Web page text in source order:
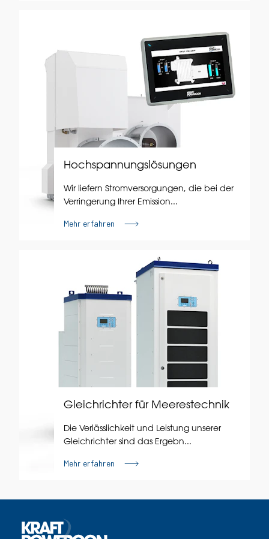
Hochspannungslösungen
Wir liefern Stromversorgungen, die bei der
Verringerung Ihrer Emission...
Mehr erfahren
Gleichrichter für Meerestechnik
Die Verlässlichkeit und Leistung unserer
Gleichrichter sind das Ergebn...
Mehr erfahren